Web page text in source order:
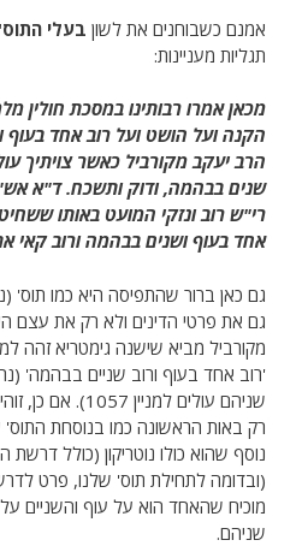
אמנם כשבוחנים את לשון בעלי התוס'
תגליות מעניינות:
מכאן אמרו רבותינו במסכת חולין
הקנה ועל הושט ועל רוב אחד בעוף
הרב יעקב מקורביל כאשר צויתיך
שנים בבהמה, ודוק ותשכח. ד"א
רי"ש רוב ונזקי המועט באותו
אחד בעוף ושנים בבהמה ורוב קאי
גם כאן ברור שהתפיסה היא כמו
גם את פרטי הדינים ולא רק את עצם
מקורביל מביא שישנה גימטריא זהה
'רוב אחד בעוף ורוב שניים בבהמה'
שניהם עולים
רק באות הראשונה כמו בנוסחת התוס'
נוסף שהוא כולו נוטריקון (כולל
(ובדומה לתחילת תוס' שלנו, פרט
מוכיח שהאחד הוא על עוף והשניים
שניהם.